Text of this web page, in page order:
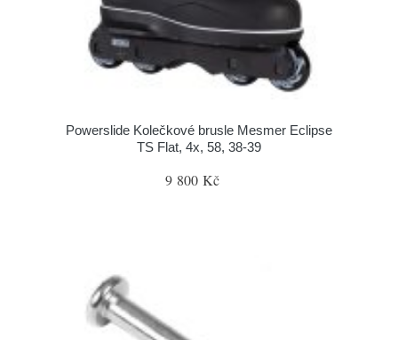
Powerslide Kolečkové brusle Mesmer Eclipse
TS Flat, 4x, 58, 38-39
9 800 Kč